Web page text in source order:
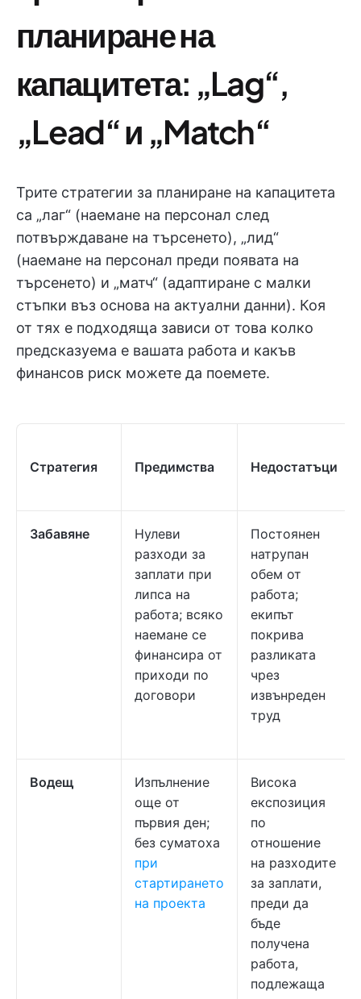
планиране на
капацитета: „Lag“,
„Lead“ и „Match“
Трите стратегии за планиране на капацитета
са „лаг“ (наемане на персонал след
потвърждаване на търсенето), „лид“
(наемане на персонал преди появата на
търсенето) и „матч“ (адаптиране с малки
стъпки въз основа на актуални данни). Коя
от тях е подходяща зависи от това колко
предсказуема е вашата работа и какъв
финансов риск можете да поемете.
Стратегия Предимства Недостатъци
Забавяне
Нулеви
разходи за
заплати при
липса на
работа; всяко
наемане се
финансира от
приходи по
договори
Постоянен
натрупан
обем от
работа;
екипът
покрива
разликата
чрез
извънреден
труд
Водещ
Изпълнение
още от
първия ден;
без суматоха
при
стартирането
на проекта
Висока
експозиция
по
отношение
на разходите
за заплати,
преди да
бъде
получена
работа,
подлежаща